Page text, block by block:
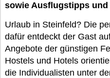
sowie Ausflugstipps
Urlaub in Steinfeld? Die
dafür entdeckt der Gast
Angebote der günstigen
Hostels und Hotels
die Individualisten unter